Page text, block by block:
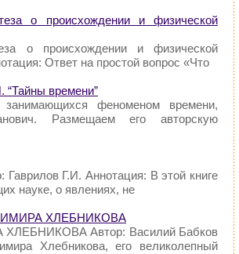
о происхождении и физической
о происхождении и физической
Ответ на простой вопрос «Что
“Тайны времени”
феноменом времени,
Размещаем его авторскую
Гаврилов Г.И. Аннотация: В этой книге
науке, о явлениях, не
ХЛЕБНИКОВА
ХЛЕБНИКОВА Автор: Василий Бабков
Хлебникова, его великолепный